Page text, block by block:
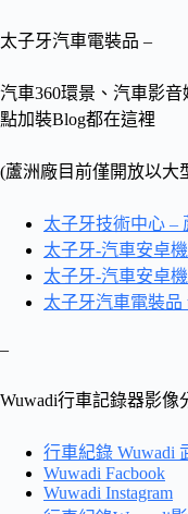
太子牙汽車電裝品 –
汽車360環景、汽車影
點加裝Blog都在這裡
(蘆洲廠目前僅開放以大
太子牙技術中心 –
太子牙-汽車安卓
太子牙-汽車安卓
太子牙汽車電裝品
–
Wuwadi行車記錄器影像
行車紀錄 Wuwadi
Wuwadi Facbook
Wuwadi Instagram